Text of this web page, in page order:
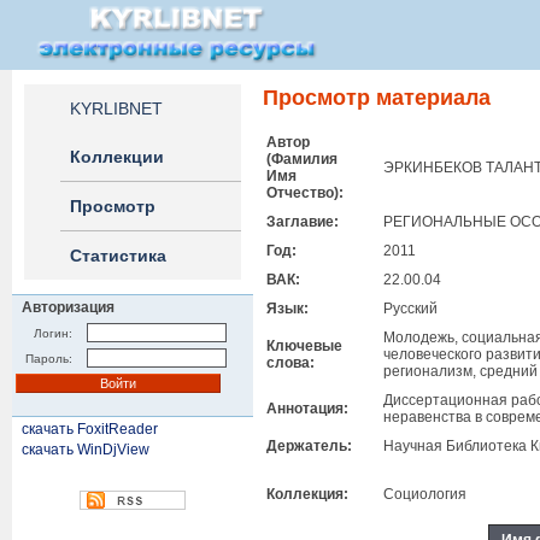
KYRLIBNET
Коллекции
Просмотр
Статистика
Авторизация
Логин:
Пароль:
скачать FoxitReader
скачать WinDjView
Просмотр материала
Автор
(Фамилия
Имя
Отчество):
ЭРКИНБЕКОВ
Заглавие:
РЕГИОНАЛЬНЫЕ
Год:
2011
ВАК:
22.00.04
Язык:
Русский
Ключевые
слова:
Молодежь,
человеческого
регионализм, средний
Аннотация:
Диссертационная
неравенства в
Держатель:
Научная Библиотека
Коллекция: Социология